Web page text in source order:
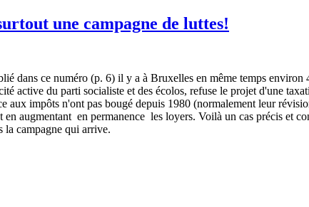
une campagne de luttes!
dans ce numéro (p. 6) il y a à Bruxelles en même temps
active du parti socialiste et des écolos, refuse le projet d'une
aux impôts n'ont pas bougé depuis 1980 (normalement leur
augmentant en permanence les loyers. Voilà un cas précis et
la campagne qui arrive.